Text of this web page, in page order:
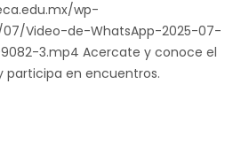
wp-
Video-de-WhatsApp-2025-07-
3.mp4 Acercate y conoce el
participa en encuentros.